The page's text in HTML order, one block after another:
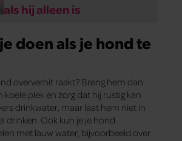
als hij alleen is
doen als je hond te
oververhit raakt? Breng hem dan
koele plek en zorg dat hij rustig kan
drinkwater, maar laat hem niet in
drinken. Ook kun je je hond
met lauw water, bijvoorbeeld over